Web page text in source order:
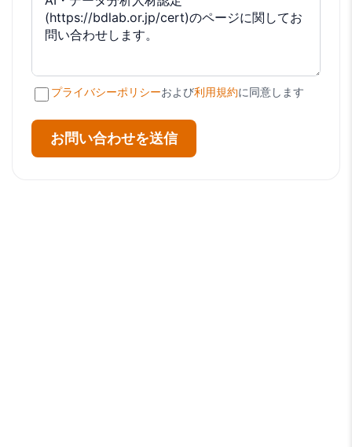
プライバシーポリシーおよび利用規約に同意します
お問い合わせを送信